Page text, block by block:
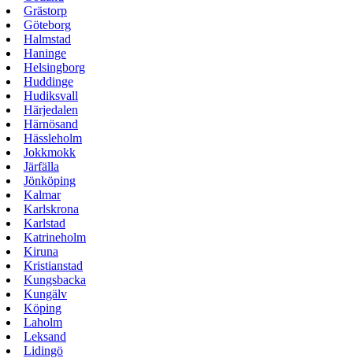
Grästorp
Göteborg
Halmstad
Haninge
Helsingborg
Huddinge
Hudiksvall
Härjedalen
Härnösand
Hässleholm
Jokkmokk
Järfälla
Jönköping
Kalmar
Karlskrona
Karlstad
Katrineholm
Kiruna
Kristianstad
Kungsbacka
Kungälv
Köping
Laholm
Leksand
Lidingö